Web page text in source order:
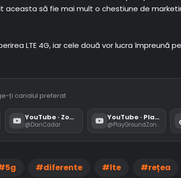
să fie mai mult o chestiune de
LTE 4G, iar cele două vor lucra împreună
ți canalul preferat
YouTube · Zona
@DanCadar
YouTube · PlayGround
@PlayGroundZona
5g diferente lte rețea